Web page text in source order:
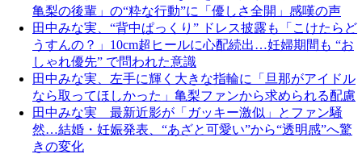
亀梨の後輩」の“粋な行動”に「優しさ全開」感嘆の声
田中みな実、“背中ぱっくり” ドレス披露も「こけたらど
うすんの？」10cm超ヒールに心配続出…妊婦期間も “お
しゃれ優先” で問われた意識
田中みな実、左手に輝く大きな指輪に「旦那がアイドル
なら取ってほしかった」亀梨ファンから求められる配慮
田中みな実 最新近影が「ガッキー激似」とファン騒
然…結婚・妊娠発表、“あざと可愛い”から“透明感”へ驚
きの変化